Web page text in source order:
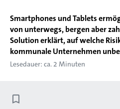
Smartphones und Tablets
von unterwegs, bergen aber
Solution erklärt, auf welche
kommunale Unternehmen
Lesedauer: ca. 2 Minuten